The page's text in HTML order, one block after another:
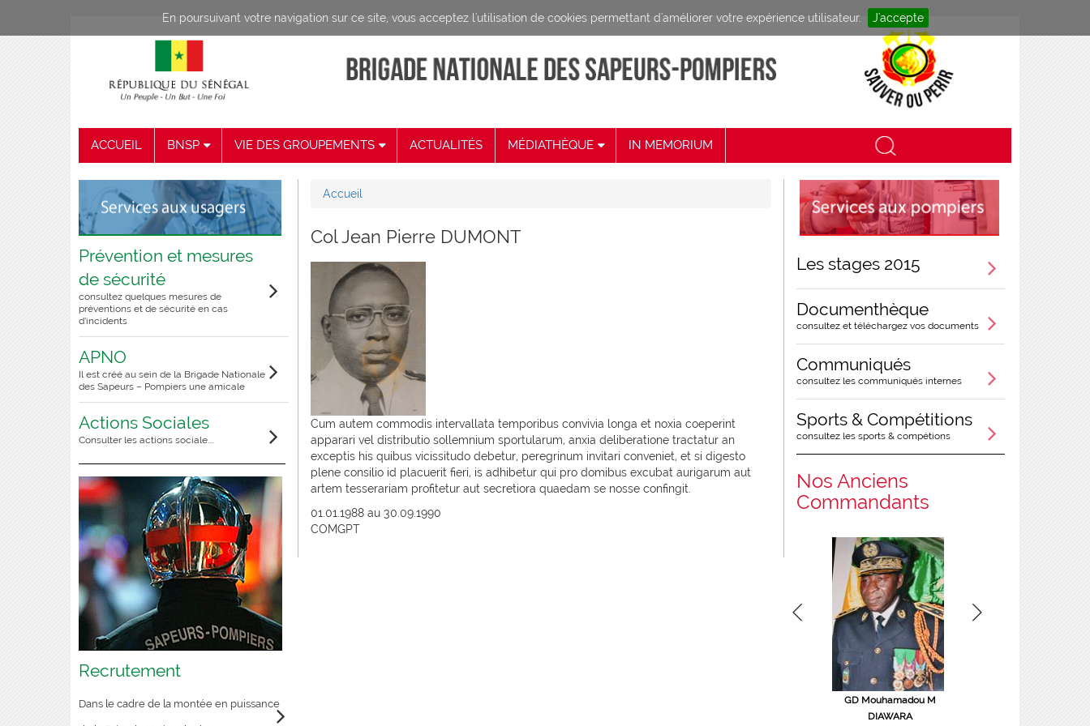
En poursuivant votre navigation sur ce site, vous acceptez l'utilisation de cookies permettant d'améliorer votre expérience utilisateur. J'accepte
ACCUEIL BNSP VIE DES GROUPEMENTS ACTUALITÉS MÉDIATHÈQUE IN MEMORIUM
Prévention et mesures
de sécurité
consultez quelques mesures de
préventions et de sécurité en cas
d’incidents
APNO
Il est créé au sein de la Brigade Nationale
des Sapeurs – Pompiers une amicale
Actions Sociales
Consulter les actions sociale....
Recrutement
Dans le cadre de la montée en puissance
Accueil
Col Jean Pierre DUMONT
Cum autem commodis intervallata temporibus convivia longa et noxia coeperint
apparari vel distributio sollemnium sportularum, anxia deliberatione tractatur an
exceptis his quibus vicissitudo debetur, peregrinum invitari conveniet, et si digesto
plene consilio id placuerit fieri, is adhibetur qui pro domibus excubat aurigarum aut
artem tesserariam profitetur aut secretiora quaedam se nosse confingit.
01.01.1988 au 30.09.1990
COMGPT
Les stages 2015
Documenthèque
consultez et téléchargez vos documents
Communiqués
consultez les communiqués internes
Sports & Compétitions
consultez les sports & compétions
Nos Anciens
Commandants
GD Mouhamadou M
DIAWARA